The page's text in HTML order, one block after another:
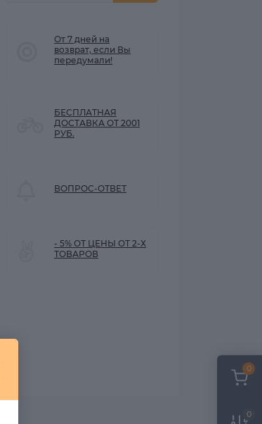
0
0
От 7 дней на
возврат, если Вы
передумали!
БЕСПЛАТНАЯ
ДОСТАВКА ОТ 2001
РУБ.
ВОПРОС-ОТВЕТ
- 5% ОТ ЦЕНЫ ОТ 2-Х
ТОВАРОВ